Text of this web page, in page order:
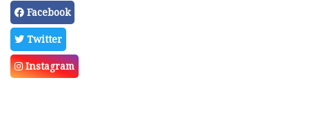
Facebook
Twitter
Instagram